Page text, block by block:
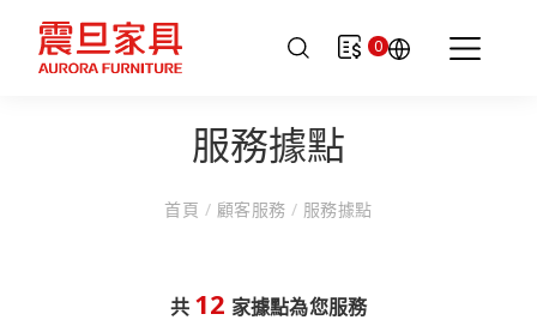
0
服務據點
首頁 / 顧客服務 / 服務據點
共 12 家據點為您服務